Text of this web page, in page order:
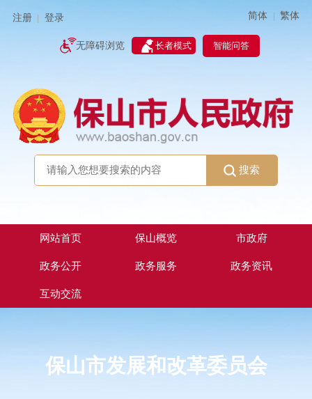
注册 登录 简体 | 繁体
无障碍浏览 长者模式 智能问答
搜索
网站首页 保山概览 市政府
政务公开 政务服务 政务资讯
互动交流
保山市发展和改革委员会